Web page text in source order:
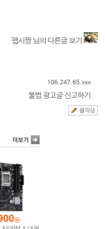
펩시짱 님의 다른글 보기
106.247.65.xxx
불법 광고글 신고하기